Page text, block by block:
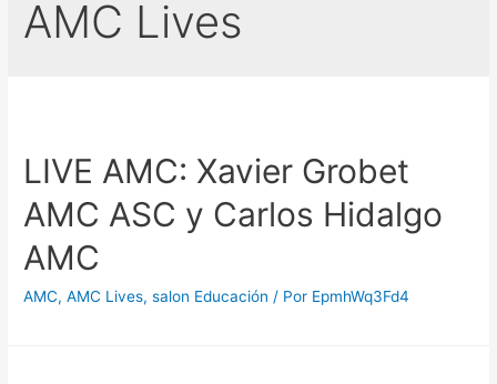
AMC Lives
LIVE AMC: Xavier Grobet
AMC ASC y Carlos Hidalgo
AMC
AMC,AMC Lives,salon Educación / Por EpmhWq3Fd4